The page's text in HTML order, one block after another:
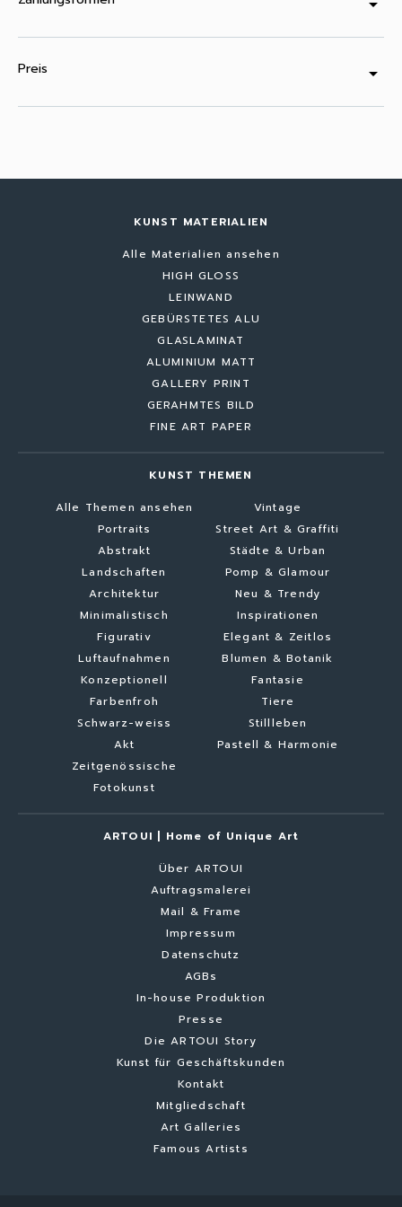
arrow_drop_down
Preis arrow_drop_down
KUNST MATERIALIEN
Alle Materialien ansehen
HIGH GLOSS
LEINWAND
GEBÜRSTETES ALU
GLASLAMINAT
ALUMINIUM MATT
GALLERY PRINT
GERAHMTES BILD
FINE ART PAPER
KUNST THEMEN
Alle Themen ansehen
Portraits
Abstrakt
Landschaften
Architektur
Minimalistisch
Figurativ
Luftaufnahmen
Konzeptionell
Farbenfroh
Schwarz-weiss
Akt
Zeitgenössische
Fotokunst
Vintage
Street Art & Graffiti
Städte & Urban
Pomp & Glamour
Neu & Trendy
Inspirationen
Elegant & Zeitlos
Blumen & Botanik
Fantasie
Tiere
Stillleben
Pastell & Harmonie
ARTOUI | Home of Unique Art
Über ARTOUI
Auftragsmalerei
Mail & Frame
Impressum
Datenschutz
AGBs
In-house Produktion
Presse
Die ARTOUI Story
Kunst für Geschäftskunden
Kontakt
Mitgliedschaft
Art Galleries
Famous Artists